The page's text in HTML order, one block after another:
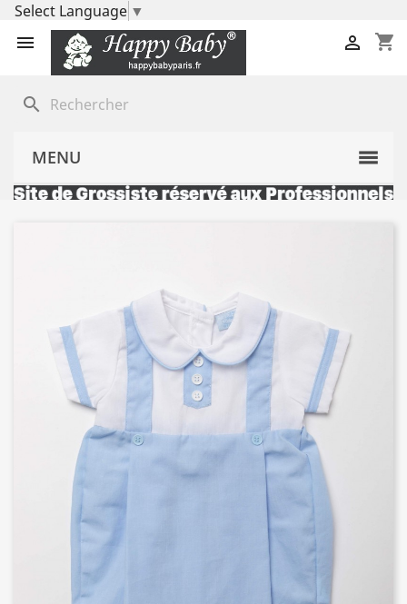
Select Language ▼
 shopping_cart

search
MENU